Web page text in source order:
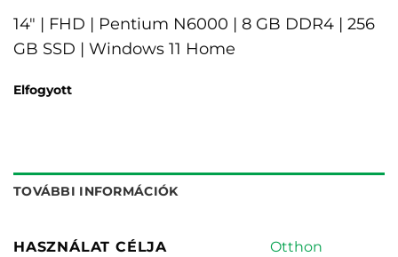
14″ | FHD | Pentium N6000 | 8 GB DDR4 | 256
GB SSD | Windows 11 Home
Elfogyott
TOVÁBBI INFORMÁCIÓK
HASZNÁLAT CÉLJA Otthon